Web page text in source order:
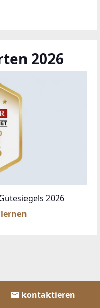
2026
2026
kontaktieren